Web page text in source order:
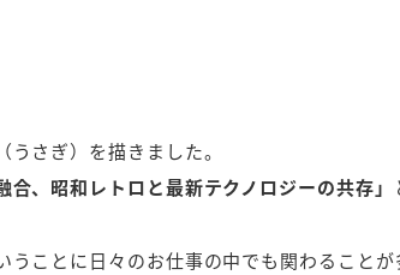
さぎ）を描きました。
合、昭和レトロと最新テクノロジーの共存」
うことに日々のお仕事の中でも関わること